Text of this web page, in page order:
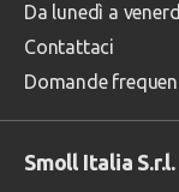
Da lunedì a
Contattaci
Domande
Smoll Italia S.r.l.